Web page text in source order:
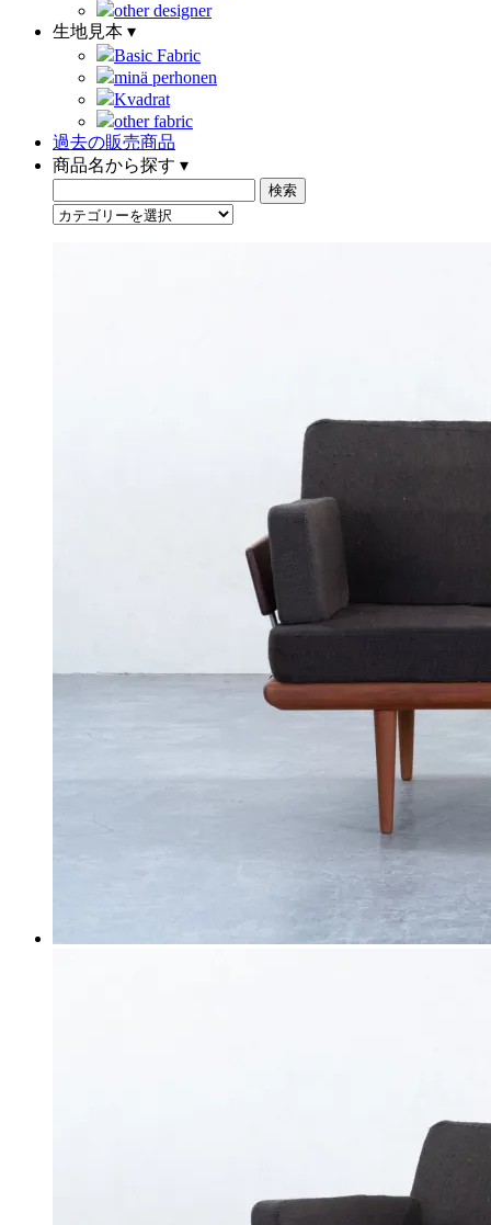
other designer
生地見本 ▾
Basic Fabric
minä perhonen
Kvadrat
other fabric
過去の販売商品
商品名から探す ▾